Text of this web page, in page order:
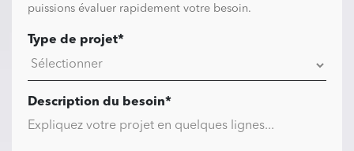
puissions évaluer rapidement votre besoin.
Type de projet*
Description du besoin*